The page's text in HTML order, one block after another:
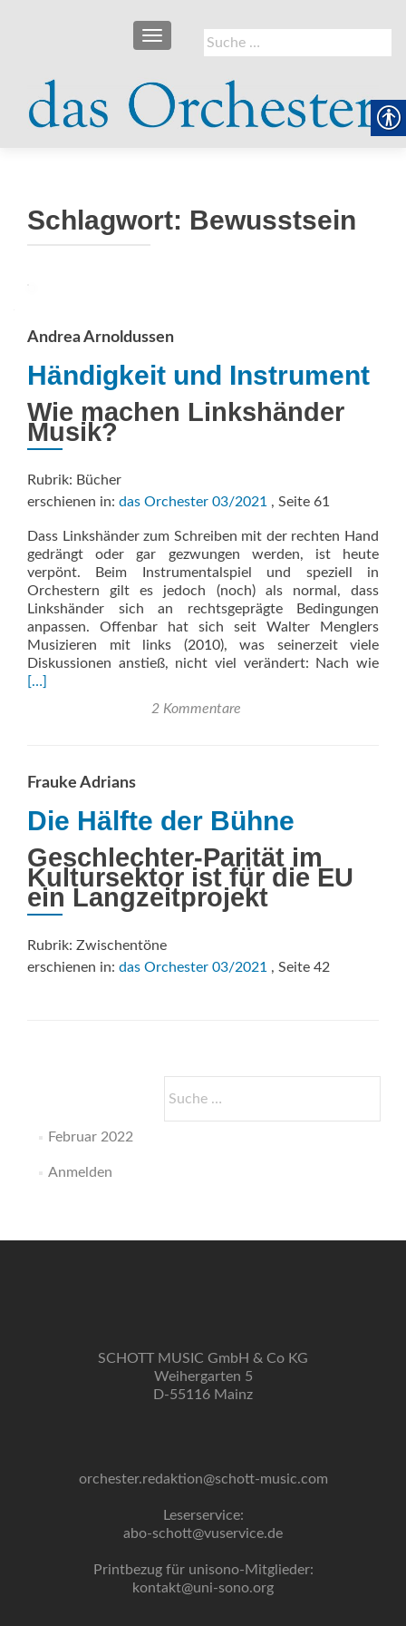
Suche
nach:
SCHALTE NAVIGATION
Schlagwort: Bewusstsein
Andrea Arnoldussen
Händigkeit und Instrument
Wie machen Linkshänder
Musik?
Rubrik: Bücher
erschienen in: das Orchester 03/2021 , Seite 61
Dass Linkshänder zum Schrei­ben mit der rechten Hand
gedrängt oder gar gezwungen werden, ist heute
verpönt. Beim Instrumental­spiel und speziell in
Orchestern gilt es jedoch (noch) als normal, dass
Linkshänder sich an rechtsgeprägte Bedingungen
anpassen. Offenbar hat sich seit Walter Menglers
Musi­zieren mit links (2010), was seiner­zeit viele
Diskussionen anstieß, nicht viel verändert: Nach wie
[…]
2 Kommentare
Frauke Adrians
Die Hälfte der Bühne
Geschlechter-Parität im
Kultursektor ist für die EU
ein Langzeitprojekt
Rubrik: Zwischentöne
erschienen in: das Orchester 03/2021 , Seite 42
nach:
Februar 2022
Anmelden
SCHOTT MUSIC GmbH & Co KG
Weihergarten 5
D-55116 Mainz
orchester.redaktion@schott-music.com
Leserservice:
abo-schott@vuservice.de
Printbezug für unisono-Mitglieder:
kontakt@uni-sono.org